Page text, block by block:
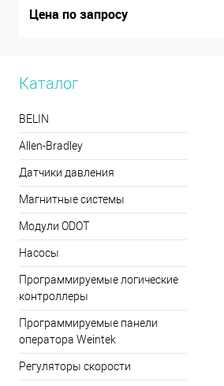
Цена по запросу
Каталог
BELIN
Allen-Bradley
Датчики давления
Магнитные системы
Модули ODOT
Насосы
Программируемые логические
контроллеры
Программируемые панели
оператора Weintek
Регуляторы скорости